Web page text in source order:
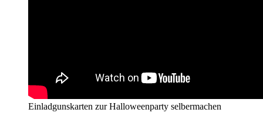
Einladgunskarten zur Halloweenparty selbermachen